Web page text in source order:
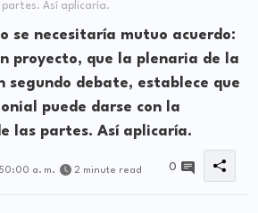
Así aplicaría.
se necesitaría mutuo acuerdo:
proyecto, que la plenaria de la
segundo debate, establece que
puede darse con la
las partes. Así aplicaría.
a. m.
2 minute read 0